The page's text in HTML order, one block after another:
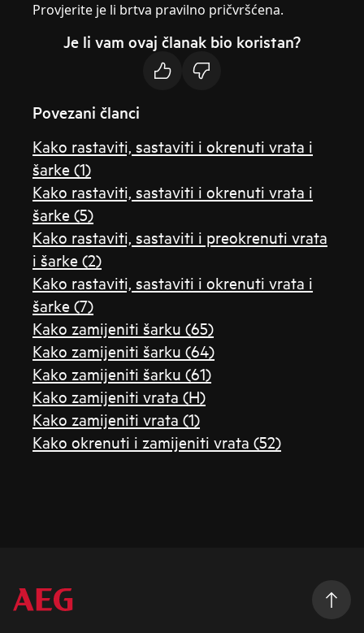
Provjerite je li brtva pravilno pričvršćena.
Je li vam ovaj članak bio koristan?
Povezani članci
Kako rastaviti, sastaviti i okrenuti vrata i
šarke (1)
Kako rastaviti, sastaviti i okrenuti vrata i
šarke (5)
Kako rastaviti, sastaviti i preokrenuti vrata
i šarke (2)
Kako rastaviti, sastaviti i okrenuti vrata i
šarke (7)
Kako zamijeniti šarku (65)
Kako zamijeniti šarku (64)
Kako zamijeniti šarku (61)
Kako zamijeniti vrata (H)
Kako zamijeniti vrata (1)
Kako okrenuti i zamijeniti vrata (52)